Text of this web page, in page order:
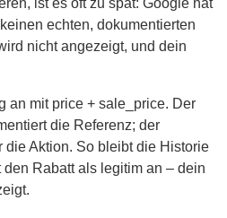
echten, dokumentierten
nicht angezeigt, und dein
an mit price + sale_price. Der
die Referenz; der
die Aktion. So bleibt die Historie
Rabatt als legitim an – dein